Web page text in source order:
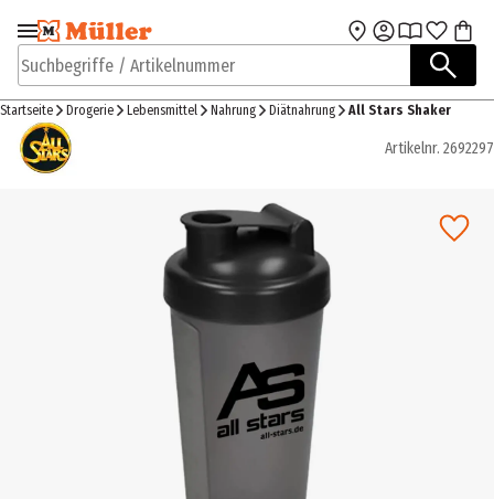
Zur Navigation
springen
Zum Hauptinhalt
Suchbegriffe / Artikelnummer
Startseite Drogerie Lebensmittel Nahrung Diätnahrung All Stars Shaker
Artikelnr. 2692297